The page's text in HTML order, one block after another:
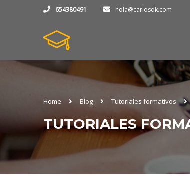
654380491 hola@carlosdk.com
Home Blog Tutoriales formativos
TUTORIALES